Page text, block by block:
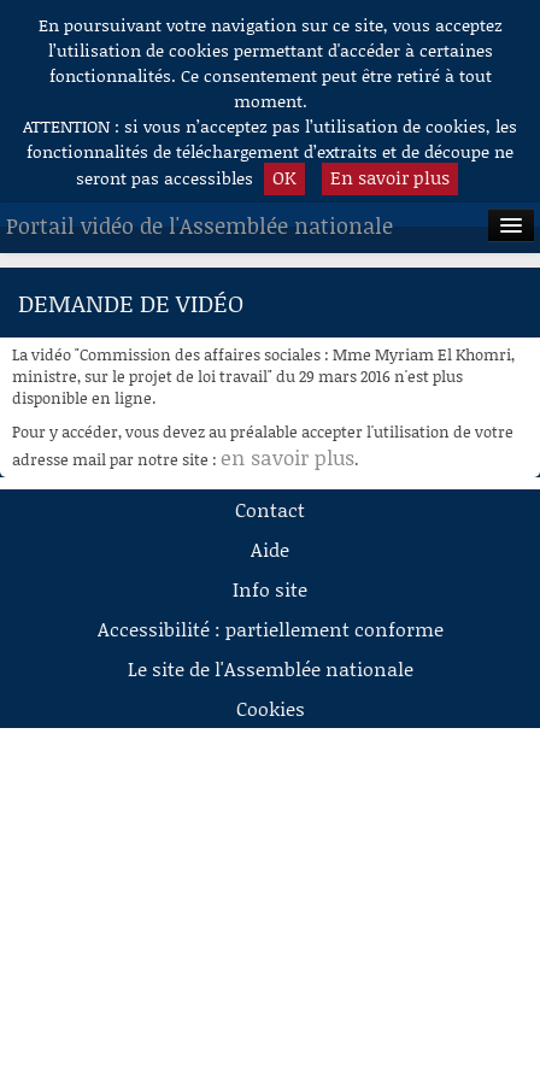
Aller au contenu
En poursuivant votre navigation sur ce site, vous acceptez
l’utilisation de cookies permettant d'accéder à certaines
fonctionnalités. Ce consentement peut être retiré à tout
moment.
ATTENTION : si vous n’acceptez pas l’utilisation de cookies, les
fonctionnalités de téléchargement d’extraits et de découpe ne
seront pas accessibles
OK En savoir plus
Portail vidéo de l'Assemblée nationale
ACCUEIL
À LA DEMANDE
RECHERCHE
AIDE À LA DÉCOUPE
DE VIDÉOS
DEMANDE DE VIDÉO
La vidéo "Commission des affaires sociales : Mme Myriam El Khomri,
ministre, sur le projet de loi travail" du 29 mars 2016 n'est plus
disponible en ligne.
Pour y accéder, vous devez au préalable accepter l'utilisation de votre
adresse mail par notre site : en savoir plus.
Contact
Aide
Info site
Accessibilité : partiellement conforme
Le site de l'Assemblée nationale
Cookies